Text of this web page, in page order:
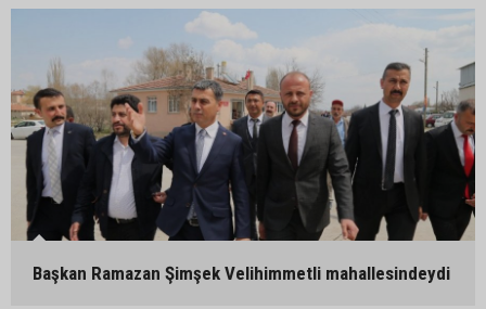
Başkan Ramazan Şimşek Velihimmetli mahallesindeydi